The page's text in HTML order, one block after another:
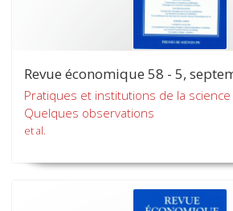
Revue économique 58 - 5,
Pratiques et institutions de la
Quelques observations
et al.